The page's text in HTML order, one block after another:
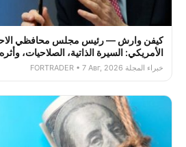
كيفن وارش — رئيس مجلس محافظي
الأمريكي: السيرة الذاتية، الصلاحيات،
خبراء المجلة FORTRADER • 7 Авг, 2026